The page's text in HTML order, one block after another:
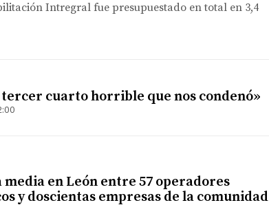
Intregral fue presupuestado en total en 3,4
cuarto horrible que nos condenó»
media en León entre 57 operadores
y doscientas empresas de la comunidad